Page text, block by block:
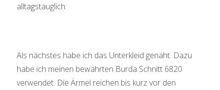
alltagstauglich.
Als nächstes habe ich das Unterkleid genäht. Dazu
habe ich meinen bewährten Burda Schnitt 6820
verwendet. Die Ärmel reichen bis kurz vor den